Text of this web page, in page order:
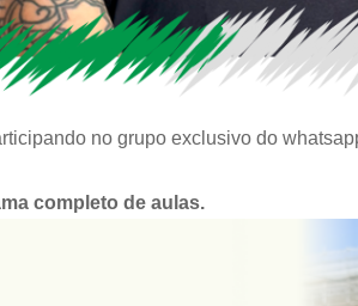
no grupo exclusivo do
completo de aulas.